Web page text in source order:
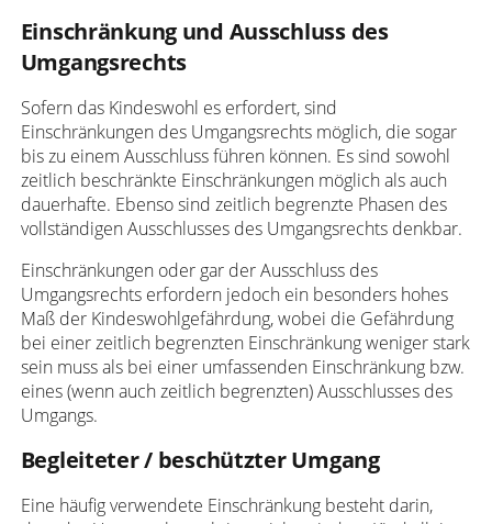
Einschränkung und Ausschluss des
Umgangsrechts
Sofern das Kindeswohl es erfordert, sind
Einschränkungen des Umgangsrechts möglich, die sogar
bis zu einem Ausschluss führen können. Es sind sowohl
zeitlich beschränkte Einschränkungen möglich als auch
dauerhafte. Ebenso sind zeitlich begrenzte Phasen des
vollständigen Ausschlusses des Umgangsrechts denkbar.
Einschränkungen oder gar der Ausschluss des
Umgangsrechts erfordern jedoch ein besonders hohes
Maß der Kindeswohlgefährdung, wobei die Gefährdung
bei einer zeitlich begrenzten Einschränkung weniger stark
sein muss als bei einer umfassenden Einschränkung bzw.
eines (wenn auch zeitlich begrenzten) Ausschlusses des
Umgangs.
Begleiteter / beschützter Umgang
Eine häufig verwendete Einschränkung besteht darin,